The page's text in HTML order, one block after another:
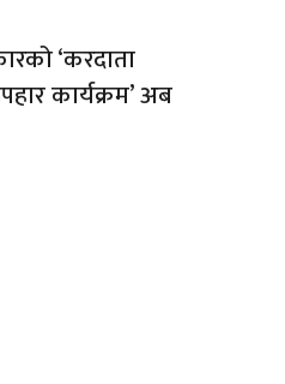
‘करदाता
कार्यक्रम’ अब